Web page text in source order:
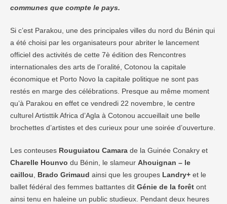
communes que compte le pays.
Si c’est Parakou, une des principales villes du nord du Bénin qui
a été choisi par les organisateurs pour abriter le lancement
officiel des activités de cette 7è édition des Rencontres
internationales des arts de l’oralité, Cotonou la capitale
économique et Porto Novo la capitale politique ne sont pas
restés en marge des célébrations. Presque au même moment
qu’à Parakou en effet ce vendredi 22 novembre, le centre
culturel Artisttik Africa d’Agla à Cotonou accueillait une belle
brochettes d’artistes et des curieux pour une soirée d’ouverture.
Les conteuses Rouguiatou Camara de la Guinée Conakry et
Charelle Hounvo du Bénin, le slameur Ahouignan – le
caillou
Brado Grimaud ainsi que les groupes Landry+ et le
ballet fédéral des femmes battantes dit Génie de la forêt ont
ainsi tenu en haleine un public studieux. Pendant deux heures